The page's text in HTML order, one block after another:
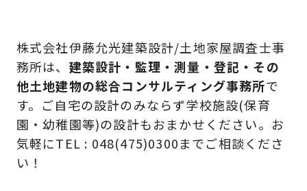
株式会社伊藤允光建築設計/土地家屋調査士事
務所は、 建築設計・監理・測量・登記・その
他土地建物の総合コンサルティング事務所で
す。ご自宅の設計のみならず学校施設(保育
園・幼稚園等)の設計もおまかせください。お
気軽にTEL : 048(475)0300までご相談くださ
い！